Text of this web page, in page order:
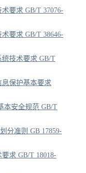
要求 GB/T 37076-
要求 GB/T 38646-
技术要求 GB/T
保护基本要求
本安全规范 GB/T
分准则 GB 17859-
求 GB/T 18018-